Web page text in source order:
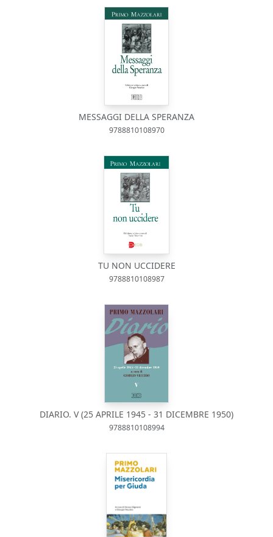
MESSAGGI DELLA SPERANZA
9788810108970
TU NON UCCIDERE
9788810108987
DIARIO. V (25 APRILE 1945 - 31 DICEMBRE 1950)
9788810108994